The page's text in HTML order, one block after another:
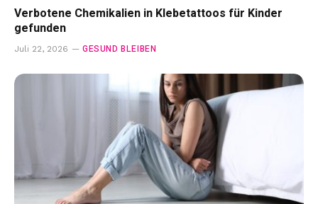
Verbotene Chemikalien in Klebetattoos für Kinder
gefunden
Juli 22, 2026 GESUND BLEIBEN